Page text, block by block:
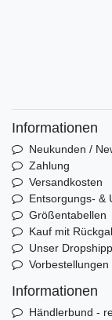
Informationen
Neukunden /
Zahlung
Versandkosten
Entsorgungs- &
Größentabellen
Kauf mit
Unser
Vorbestellungen
Informationen
Händlerbund -